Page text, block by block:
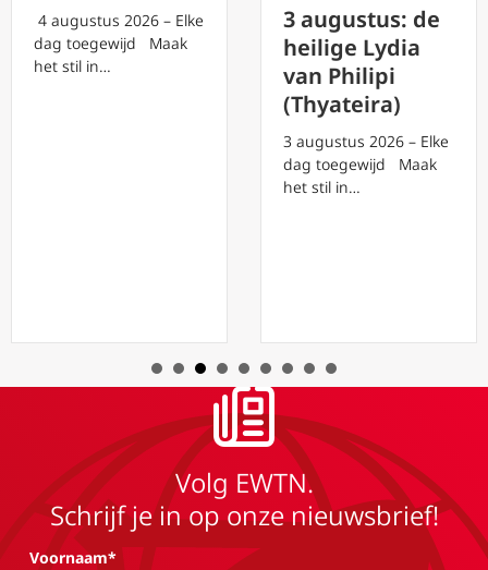
4 augustus 2026 – Elke
dag toegewijd Maak
het stil in…
3 augustus: de
heilige Lydia
van Philipi
(Thyateira)
3 augustus 2026 – Elke
dag toegewijd Maak
het stil in…
Volg EWTN.
Schrijf je in op onze nieuwsbrief!
Voornaam*